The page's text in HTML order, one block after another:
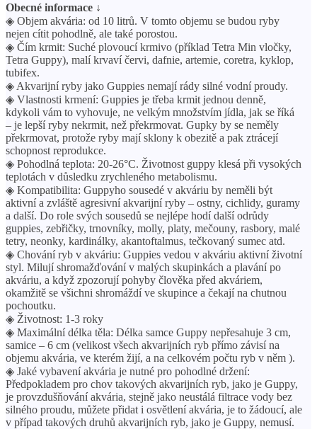
Obecné informace ↓
◈ Objem akvária: od 10 litrů. V tomto objemu se budou ryby
nejen cítit pohodlně, ale také porostou.
◈ Čím krmit: Suché plovoucí krmivo (příklad Tetra Min vločky,
Tetra Guppy), malí krvaví červi, dafnie, artemie, coretra, kyklop,
tubifex.
◈ Akvarijní ryby jako Guppies nemají rády silné vodní proudy.
◈ Vlastnosti krmení: Guppies je třeba krmit jednou denně,
kdykoli vám to vyhovuje, ne velkým množstvím jídla, jak se říká
– je lepší ryby nekrmit, než překrmovat. Gupky by se neměly
překrmovat, protože ryby mají sklony k obezitě a pak ztrácejí
schopnost reprodukce.
◈ Pohodlná teplota: 20-26°C. Životnost guppy klesá při vysokých
teplotách v důsledku zrychleného metabolismu.
◈ Kompatibilita: Guppyho sousedé v akváriu by neměli být
aktivní a zvláště agresivní akvarijní ryby – ostny, cichlidy, guramy
a další. Do role svých sousedů se nejlépe hodí další odrůdy
guppies, zebřičky, trnovníky, molly, platy, mečouny, rasbory, malé
tetry, neonky, kardinálky, akantoftalmus, tečkovaný sumec atd.
◈ Chování ryb v akváriu: Guppies vedou v akváriu aktivní životní
styl. Milují shromažďování v malých skupinkách a plavání po
akváriu, a když zpozorují pohyby člověka před akváriem,
okamžitě se všichni shromáždí ve skupince a čekají na chutnou
pochoutku.
◈ Životnost: 1-3 roky
◈ Maximální délka těla: Délka samce Guppy nepřesahuje 3 cm,
samice – 6 cm (velikost všech akvarijních ryb přímo závisí na
objemu akvária, ve kterém žijí, a na celkovém počtu ryb v něm ).
◈ Jaké vybavení akvária je nutné pro pohodlné držení:
Předpokladem pro chov takových akvarijních ryb, jako je Guppy,
je provzdušňování akvária, stejně jako neustálá filtrace vody bez
silného proudu, můžete přidat i osvětlení akvária, je to žádoucí, ale
v případ takových druhů akvarijních ryb, jako je Guppy, nemusí.